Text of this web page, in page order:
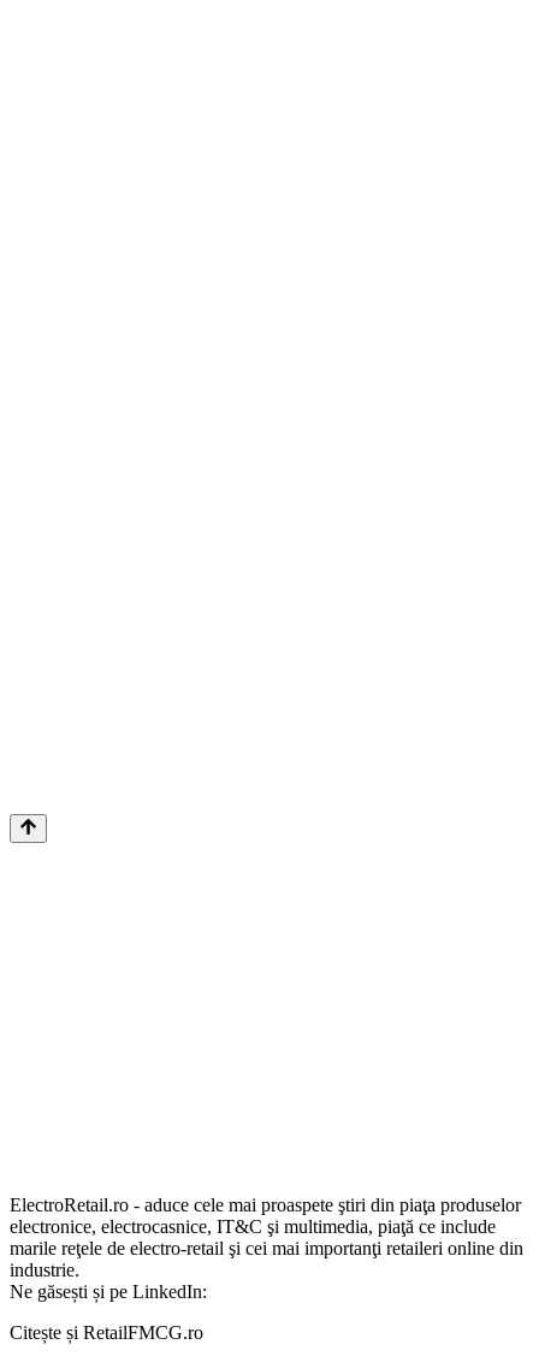
ElectroRetail.ro - aduce cele mai proaspete ştiri din piaţa produselor
electronice, electrocasnice, IT&C şi multimedia, piaţă ce include
marile reţele de electro-retail şi cei mai importanţi retaileri online din
industrie.
Ne găsești și pe LinkedIn:
Citește și RetailFMCG.ro